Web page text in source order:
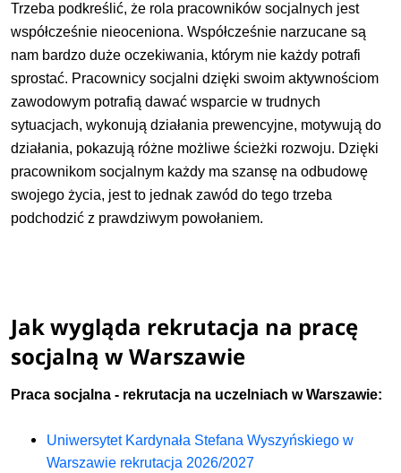
Trzeba podkreślić, że rola pracowników socjalnych jest
współcześnie nieoceniona. Współcześnie narzucane są
nam bardzo duże oczekiwania, którym nie każdy potrafi
sprostać. Pracownicy socjalni dzięki swoim aktywnościom
zawodowym potrafią dawać wsparcie w trudnych
sytuacjach, wykonują działania prewencyjne, motywują do
działania, pokazują różne możliwe ścieżki rozwoju. Dzięki
pracownikom socjalnym każdy ma szansę na odbudowę
swojego życia, jest to jednak zawód do tego trzeba
podchodzić z prawdziwym powołaniem.
Jak wygląda rekrutacja na pracę
socjalną w Warszawie
Praca socjalna - rekrutacja na uczelniach w Warszawie:
Uniwersytet Kardynała Stefana Wyszyńskiego w
Warszawie rekrutacja 2026/2027